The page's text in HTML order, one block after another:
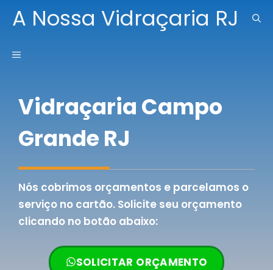
Pular
para
conteúdo
A Nossa Vidraçaria RJ
MENU
Vidraçaria Campo
Grande RJ
Nós cobrimos orçamentos e parcelamos o
serviço no cartão. Solicite seu orçamento
clicando no botão abaixo:
SOLICITAR ORÇAMENTO